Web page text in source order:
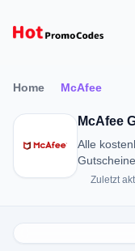
Home McAfee
McAfee
Alle
August
Zuletzt